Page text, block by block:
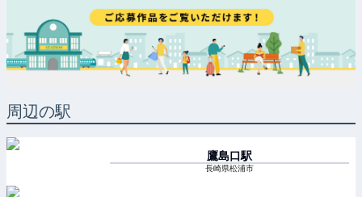
周辺の駅
鷹島口駅
長崎県松浦市